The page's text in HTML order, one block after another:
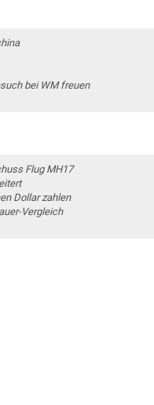
bei WM freuen
Flug MH17
Dollar zahlen
Vergleich